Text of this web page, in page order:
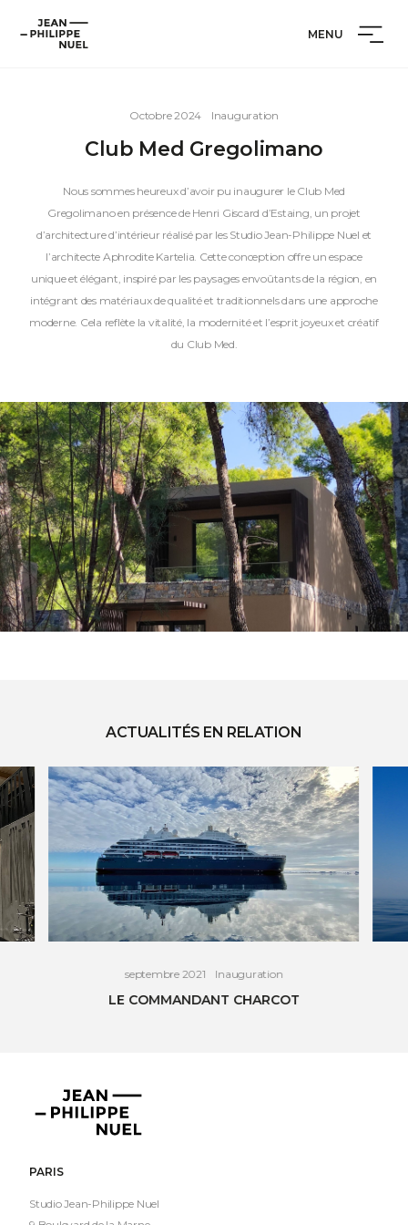
contenu
Jean-
Philippe
MENU
Octobre 2024 Inauguration
Club Med Gregolimano
Nous sommes heureux d’avoir pu inaugurer le Club Med
Gregolimano en présence de Henri Giscard d’Estaing, un projet
d’architecture d’intérieur réalisé par les Studio Jean-Philippe Nuel et
l’architecte Aphrodite Kartelia. Cette conception offre un espace
unique et élégant, inspiré par les paysages envoûtants de la région, en
intégrant des matériaux de qualité et traditionnels dans une approche
moderne. Cela reflète la vitalité, la modernité et l’esprit joyeux et créatif
du Club Med.
ACTUALITÉS EN RELATION
septembre 2021 Inauguration
LE COMMANDANT CHARCOT
Jean-
Philippe
PARIS
Studio Jean-Philippe Nuel